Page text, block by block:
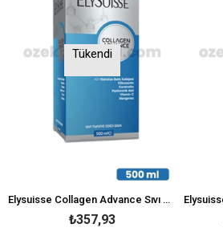
Tükendi
Elysuisse Collagen Advance Sıvı Kollajen Takviye Edici Gıda 500 ml
₺357,93